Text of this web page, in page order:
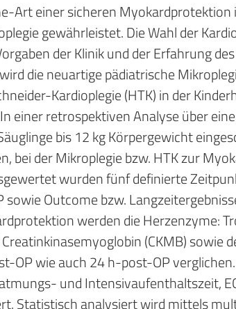
Art einer sicheren Myokardprotektion
gewährleistet. Die Wahl der
der Klinik und der Erfahrung
die neuartige pädiatrische
Kardioplegie (HTK) in der
einer retrospektiven Analyse über
bis 12 kg Körpergewicht
bei der Mikroplegie bzw. HTK zur
wurden fünf definierte
Outcome bzw.
werden die Herzenzyme:
(CKMB) sowie
OP wie auch 24 h-post-OP
und Intensivaufenthaltszeit,
Statistisch analysiert wird mittels